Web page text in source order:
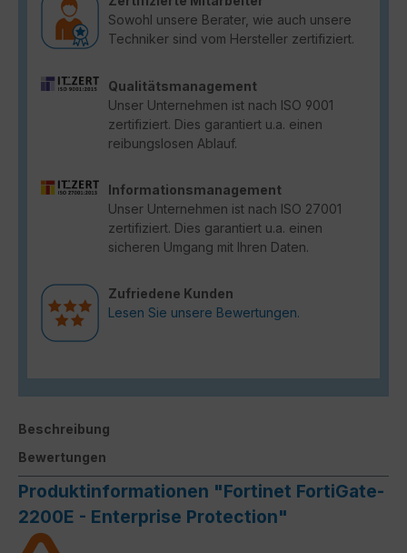
Sowohl unsere Berater, wie auch unsere
Techniker sind vom Hersteller zertifiziert.
Qualitätsmanagement
Unser Unternehmen ist nach ISO 9001
zertifiziert. Dies garantiert u.a. einen
reibungslosen Ablauf.
Informationsmanagement
Unser Unternehmen ist nach ISO 27001
zertifiziert. Dies garantiert u.a. einen
sicheren Umgang mit Ihren Daten.
Zufriedene Kunden
Lesen Sie unsere Bewertungen.
Beschreibung
Bewertungen
Produktinformationen "Fortinet FortiGate-
2200E - Enterprise Protection"